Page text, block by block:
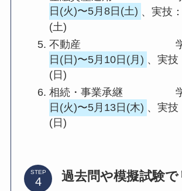
日(火)〜5月8日(土) 、実技
(土)
不動産 学科
日(日)〜5月10日(月) 、実技
(日)
相続・事業承継 学
日(火)〜5月13日(木) 、実技
(日)
STEP
過去問や模擬試験